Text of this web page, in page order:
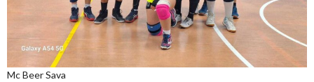
Mc Beer Sava